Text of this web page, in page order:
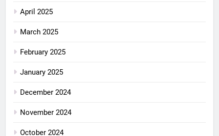
April 2025
March 2025
February 2025
January 2025
December 2024
November 2024
October 2024